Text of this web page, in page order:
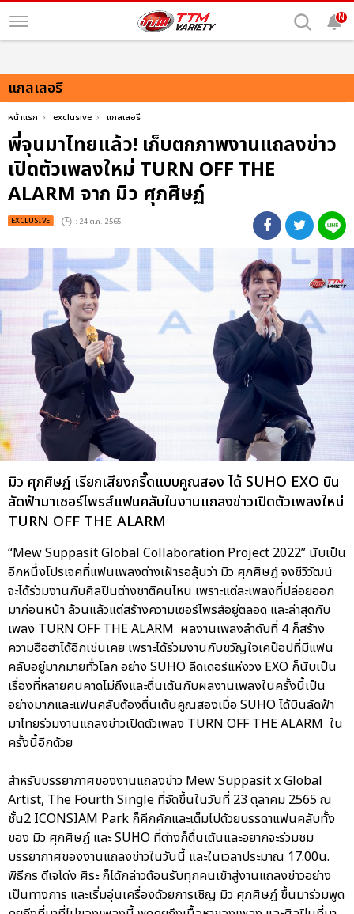
N
แกลเลอรี
หน้าแรก exclusive แกลเลอรี
พี่จุนมาไทยแล้ว! เก็บตกภาพงานแถลงข่าว
เปิดตัวเพลงใหม่ TURN OFF THE
ALARM จาก มิว ศุภศิษฏ์
EXCLUSIVE : 24 ต.ค. 2565
มิว ศุภศิษฏ์ เรียกเสียงกรี๊ดแบบคูณสอง ได้ SUHO EXO บิน
ลัดฟ้ามาเซอร์ไพรส์แฟนคลับในงานแถลงข่าวเปิดตัวเพลงใหม่
TURN OFF THE ALARM
“Mew Suppasit Global Collaboration Project 2022” นับเป็น
อีกหนึ่งโปรเจคที่แฟนเพลงต่างเฝ้ารอลุ้นว่า มิว ศุภศิษฏ์ จงชีวีวัฒน์
จะได้ร่วมงานกับศิลปินต่างชาติคนไหน เพราะแต่ละเพลงที่ปล่อยออก
มาก่อนหน้า ล้วนแล้วแต่สร้างความเซอร์ไพรส์อยู่ตลอด และล่าสุดกับ
เพลง TURN OFF THE ALARM ผลงานเพลงลำดับที่ 4 ก็สร้าง
ความฮือฮาได้อีกเช่นเคย เพราะได้ร่วมงานกับขวัญใจเคป็อปที่มีแฟน
คลับอยู่มากมายทั่วโลก อย่าง SUHO ลีดเดอร์แห่งวง EXO ก็นับเป็น
เรื่องที่หลายคนคาดไม่ถึงและตื่นเต้นกับผลงานเพลงในครั้งนี้เป็น
อย่างมากและแฟนคลับต้องตื่นเต้นคูณสองเมื่อ SUHO ได้บินลัดฟ้า
มาไทยร่วมงานแถลงข่าวเปิดตัวเพลง TURN OFF THE ALARM ใน
ครั้งนี้อีกด้วย
สำหรับบรรยากาศของงานแถลงข่าว Mew Suppasit x Global
Artist, The Fourth Single ที่จัดขึ้นในวันที่ 23 ตุลาคม 2565 ณ
ชั้น2 ICONSIAM Park ก็คึกคักและเต็มไปด้วยบรรดาแฟนคลับทั้ง
ของ มิว ศุภศิษฏ์ และ SUHO ที่ต่างก็ตื่นเต้นและอยากจะร่วมชม
บรรยากาศของงานแถลงข่าวในวันนี้ และในเวลาประมาณ 17.00น.
พิธีกร ดีเจโด่ง ศิระ ก็ได้กล่าวต้อนรับทุกคนเข้าสู่งานแถลงข่าวอย่าง
เป็นทางการ และเริ่มอุ่นเครื่องด้วยการเชิญ มิว ศุภศิษฏ์ ขึ้นมาร่วมพูด